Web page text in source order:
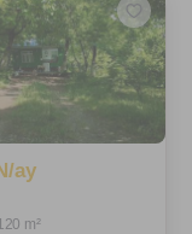
ay
m²